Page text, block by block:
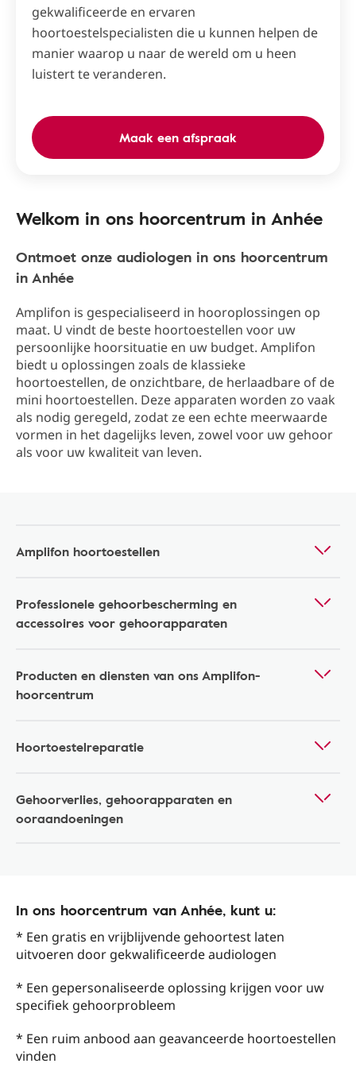
gekwalificeerde en ervaren
hoortoestelspecialisten die u kunnen helpen de
manier waarop u naar de wereld om u heen
luistert te veranderen.
Maak een afspraak
Welkom in ons hoorcentrum in Anhée
Ontmoet onze audiologen in ons hoorcentrum
in Anhée
Amplifon is gespecialiseerd in hooroplossingen op
maat. U vindt de beste hoortoestellen voor uw
persoonlijke hoorsituatie en uw budget. Amplifon
biedt u oplossingen zoals de klassieke
hoortoestellen, de onzichtbare, de herlaadbare of de
mini hoortoestellen. Deze apparaten worden zo vaak
als nodig geregeld, zodat ze een echte meerwaarde
vormen in het dagelijks leven, zowel voor uw gehoor
als voor uw kwaliteit van leven.
Amplifon hoortoestellen
Professionele gehoorbescherming en
accessoires voor gehoorapparaten
Producten en diensten van ons Amplifon-
hoorcentrum
Hoortoestelreparatie
Gehoorverlies, gehoorapparaten en
ooraandoeningen
In ons hoorcentrum van Anhée, kunt u:
* Een gratis en vrijblijvende gehoortest laten
uitvoeren door gekwalificeerde audiologen
* Een gepersonaliseerde oplossing krijgen voor uw
specifiek gehoorprobleem
* Een ruim anbood aan geavanceerde hoortoestellen
vinden